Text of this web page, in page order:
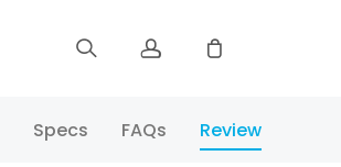
Sign up
Specs FAQs Review